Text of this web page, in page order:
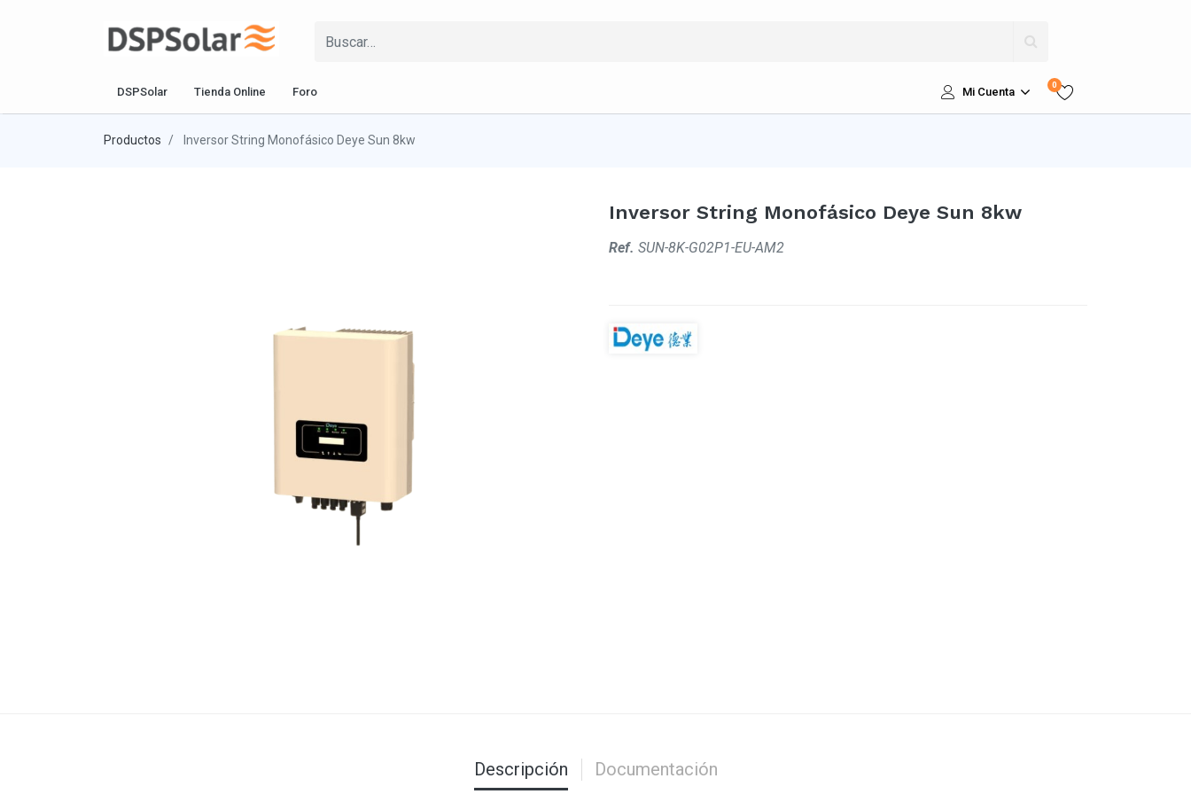
DSPSolar Tienda Online Foro Mi Cuenta
0
Productos Inversor String Monofásico Deye Sun 8kw
Inversor String Monofásico Deye Sun 8kw
Ref. SUN-8K-G02P1-EU-AM2
Descripción Documentación